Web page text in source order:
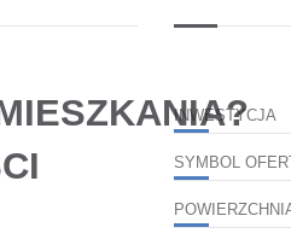
INWESTYCJA
SYMBOL